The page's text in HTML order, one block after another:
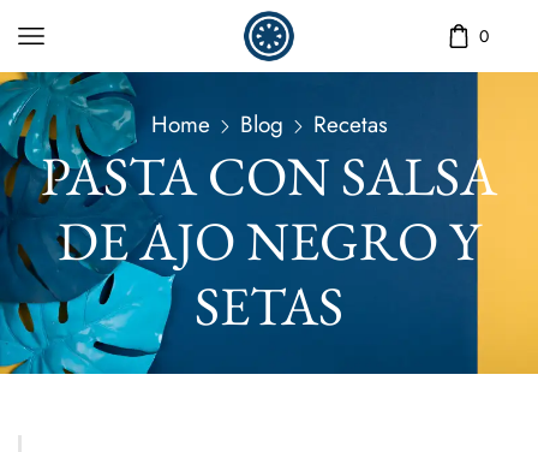
0
Home Blog Recetas
PASTA CON SALSA
DE AJO NEGRO Y
SETAS